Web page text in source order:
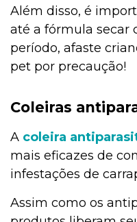
Além disso, é
até a fórmula secar
período, afaste
pet por precaução!
Coleiras
A coleira
mais eficazes de
infestações de
Assim como os